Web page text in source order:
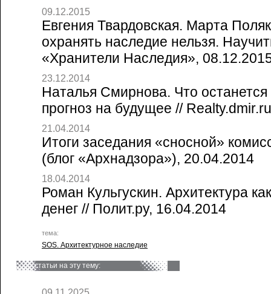
09.12.2015
Евгения Твардовская. Марта
охранять наследие нельзя.
«Хранители Наследия»,
23.12.2014
Наталья Смирнова. Что
прогноз на будущее //
21.04.2014
Итоги заседания «сносной»
(блог «Архнадзора»), 20.04.2014
18.04.2014
Роман Кульгускин. Архитектура
денег // Полит.ру, 16.04.2014
тема:
SOS. Архитектурное наследие
статьи на эту тему: